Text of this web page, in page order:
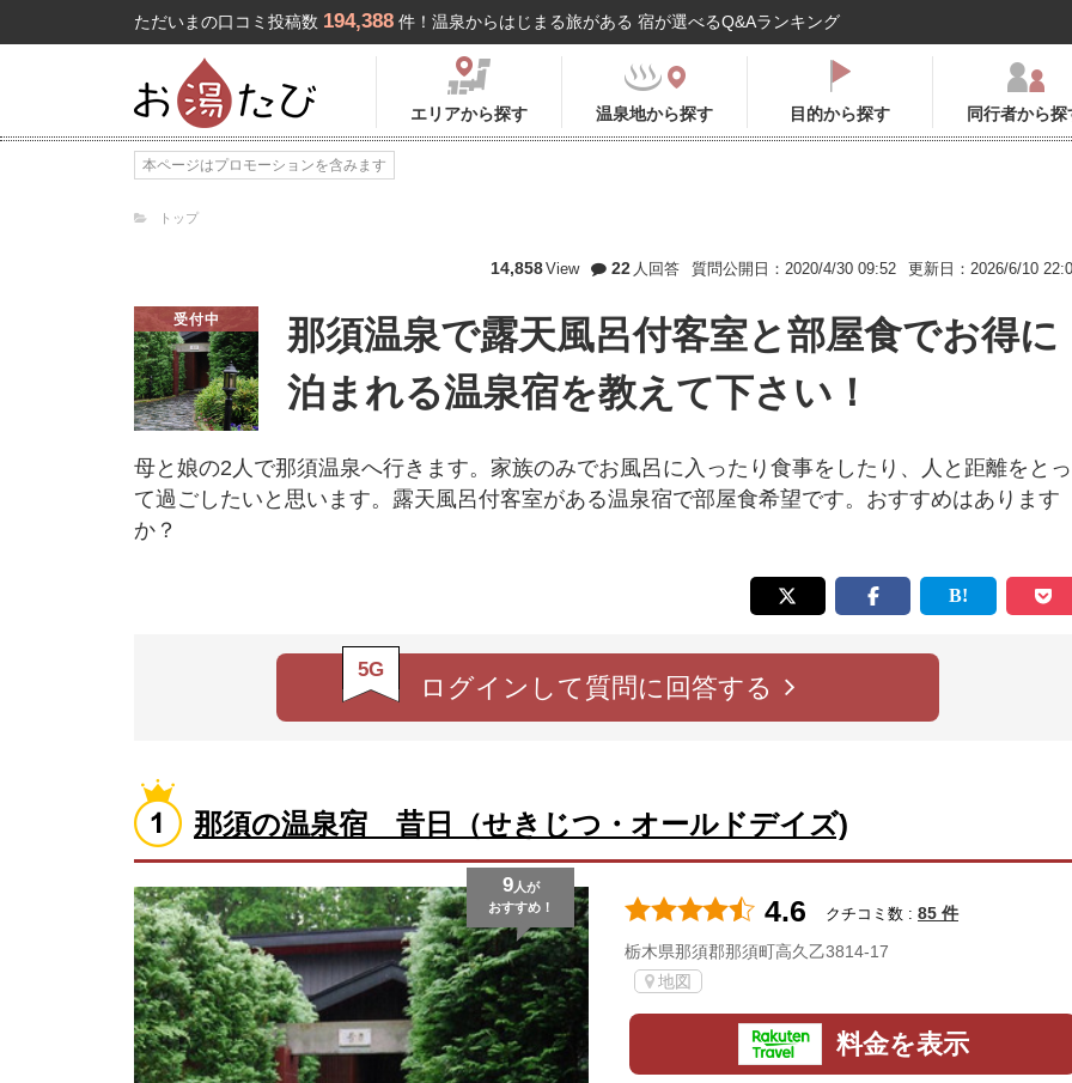
ただいまの口コミ投稿数 194,388 件！温泉からはじまる旅がある 宿が選べるQ&Aランキング
エリアから探す 温泉地から探す 目的から探す 同行者から探
本ページはプロモーションを含みます
トップ
14,858View 22 人回答 質問公開日：2020/4/30 09:52 更新日：2026/6/10
受付中
那須温泉で露天風呂付客室と部屋食でお得に
泊まれる温泉宿を教えて下さい！
母と娘の2人で那須温泉へ行きます。家族のみでお風呂に入ったり食事をしたり、人と距離をとっ
て過ごしたいと思います。露天風呂付客室がある温泉宿で部屋食希望です。おすすめはあります
か？
5G
ログインして質問に回答する
那須の温泉宿 昔日（せきじつ・オールドデイズ)
9人が
おすすめ！
4.6 クチコミ数 : 85 件
栃木県那須郡那須町高久乙3814-17
地図
料金を表示